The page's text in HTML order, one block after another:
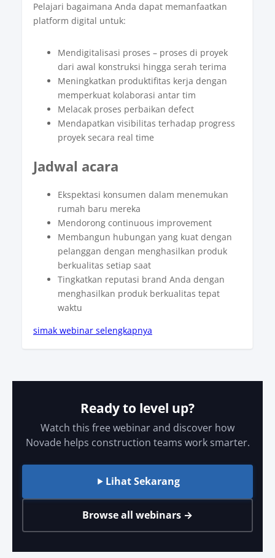
Pelajari bagaimana Anda dapat memanfaatkan
platform digital untuk:
Mendigitalisasi proses – proses di proyek
dari awal konstruksi hingga serah terima
Meningkatkan produktifitas kerja dengan
memperkuat kolaborasi antar tim
Melacak proses perbaikan defect
Mendapatkan visibilitas terhadap progress
proyek secara real time
Jadwal acara
Ekspektasi konsumen dalam menemukan
rumah baru mereka​
Mendorong continuous improvement
Membangun hubungan yang kuat dengan
pelanggan dengan menghasilkan produk
berkualitas setiap saat
Tingkatkan reputasi brand Anda dengan
menghasilkan produk berkualitas tepat
waktu
simak webinar selengkapnya
Ready to level up?
Watch this free webinar and discover how
Novade helps construction teams work smarter.
Lihat Sekarang
Browse all webinars →